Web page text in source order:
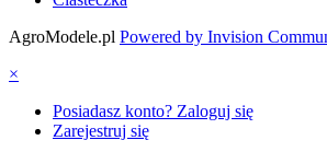
AgroModele.pl Powered by Invision
×
Posiadasz konto? Zaloguj się
Zarejestruj się